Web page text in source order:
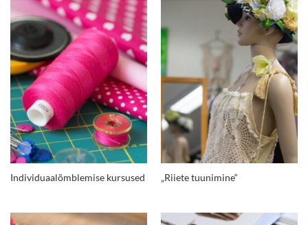
Individuaalõmblemise kursused „Riiete tuunimine“